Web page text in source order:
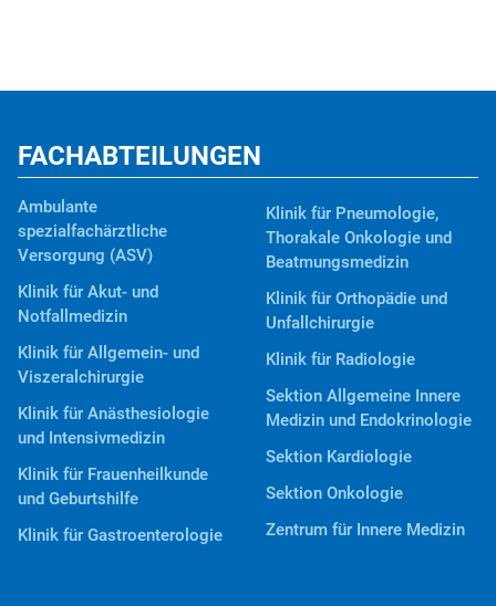
FACHABTEILUNGEN
Ambulante
spezialfachärztliche
Versorgung (ASV)
Klinik für Akut- und
Notfallmedizin
Klinik für Allgemein- und
Viszeralchirurgie
Klinik für Anästhesiologie
und Intensivmedizin
Klinik für Frauenheilkunde
und Geburtshilfe
Klinik für Gastroenterologie
Klinik für Pneumologie,
Thorakale Onkologie und
Beatmungsmedizin
Klinik für Orthopädie und
Unfallchirurgie
Klinik für Radiologie
Sektion Allgemeine Innere
Medizin und Endokrinologie
Sektion Kardiologie
Sektion Onkologie
Zentrum für Innere Medizin